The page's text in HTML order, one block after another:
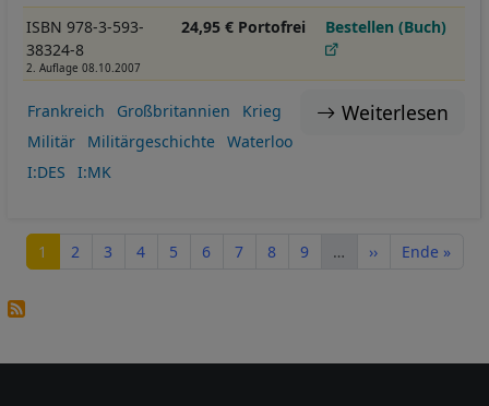
ISBN 978-3-593-
38324-8
2. Auflage 08.10.2007
24,95 € Portofrei Bestellen (Buch)
Weiterlesen
Frankreich Großbritannien
Krieg
Militär
Militärgeschichte
Waterloo
I:DES
I:MK
Seite
1 Seite
2 Seite
3 Seite
4 Seite
5 Seite
6 Seite
7 Seite
8 Seite
9 … Nächste Seite
›› Letzte Seite
Ende »